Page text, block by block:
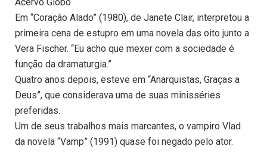
Em “Coração Alado” (1980), de Janete Clair, interpretou a
primeira cena de estupro em uma novela das oito junto a
Vera Fischer. “Eu acho que mexer com a sociedade é
função da dramaturgia.”
Quatro anos depois, esteve em “Anarquistas, Graças a
Deus”, que considerava uma de suas minisséries
preferidas.
Um de seus trabalhos mais marcantes, o vampiro Vlad
da novela “Vamp” (1991) quase foi negado pelo ator.